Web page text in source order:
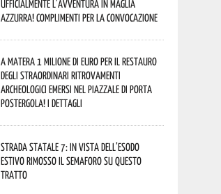
ufficialmente l’avventura in maglia
azzurra! Complimenti per la convocazione
A Matera 1 milione di euro per il restauro
degli straordinari ritrovamenti
archeologici emersi nel piazzale di Porta
Postergola! I dettagli
Strada statale 7: in vista dell’esodo
estivo rimosso il semaforo su questo
tratto